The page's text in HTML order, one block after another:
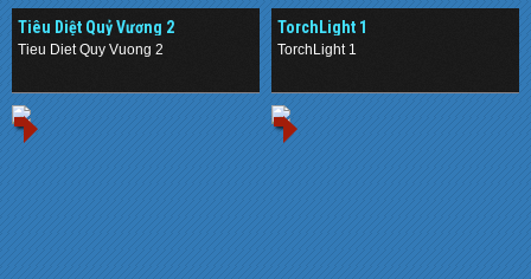
Tiêu Diệt Quỷ Vương 2
Tieu Diet Quy Vuong 2
TorchLight 1
TorchLight 1